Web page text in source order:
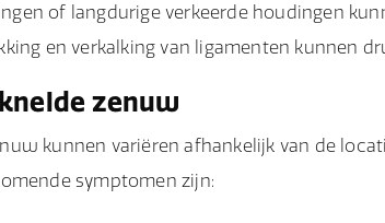
of langdurige verkeerde houdingen
en verkalking van ligamenten kunnen
zenuw
kunnen variëren afhankelijk van de
symptomen zijn: